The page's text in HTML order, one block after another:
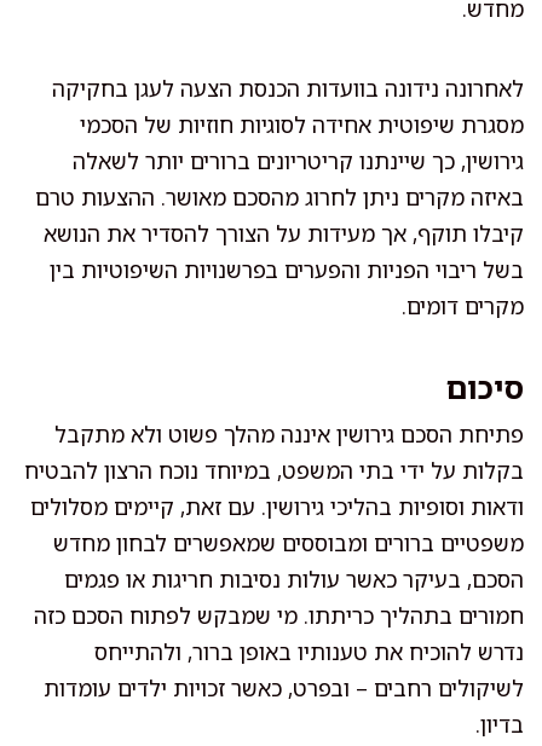
מחדש.
לאחרונה נידונה בוועדות הכנסת הצעה לעגן בחקיקה
מסגרת שיפוטית אחידה לסוגיות חוזיות של הסכמי
גירושין, כך שיינתנו קריטריונים ברורים יותר לשאלה
באיזה מקרים ניתן לחרוג מהסכם מאושר. ההצעות טרם
קיבלו תוקף, אך מעידות על הצורך להסדיר את הנושא
בשל ריבוי הפניות והפערים בפרשנויות השיפוטיות בין
מקרים דומים.
סיכום
פתיחת הסכם גירושין איננה מהלך פשוט ולא מתקבל
בקלות על ידי בתי המשפט, במיוחד נוכח הרצון להבטיח
ודאות וסופיות בהליכי גירושין. עם זאת, קיימים מסלולים
משפטיים ברורים ומבוססים שמאפשרים לבחון מחדש
הסכם, בעיקר כאשר עולות נסיבות חריגות או פגמים
חמורים בתהליך כריתתו. מי שמבקש לפתוח הסכם כזה
נדרש להוכיח את טענותיו באופן ברור, ולהתייחס
לשיקולים רחבים – ובפרט, כאשר זכויות ילדים עומדות
בדיון.